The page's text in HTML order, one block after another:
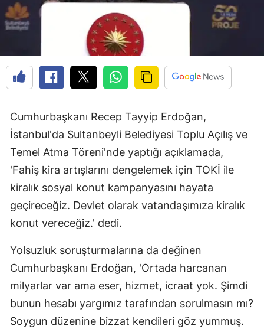
Cumhurbaşkanı Recep Tayyip Erdoğan,
İstanbul'da Sultanbeyli Belediyesi Toplu Açılış ve
Temel Atma Töreni'nde yaptığı açıklamada,
'Fahiş kira artışlarını dengelemek için TOKİ ile
kiralık sosyal konut kampanyasını hayata
geçireceğiz. Devlet olarak vatandaşımıza kiralık
konut vereceğiz.' dedi.
Yolsuzluk soruşturmalarına da değinen
Cumhurbaşkanı Erdoğan, 'Ortada harcanan
milyarlar var ama eser, hizmet, icraat yok. Şimdi
bunun hesabı yargımız tarafından sorulmasın mı?
Soygun düzenine bizzat kendileri göz yummuş.